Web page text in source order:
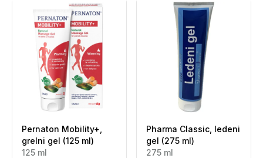
Pernaton Mobility+,
grelni gel (125 ml)
125 ml
Pharma Classic, ledeni
gel (275 ml)
275 ml